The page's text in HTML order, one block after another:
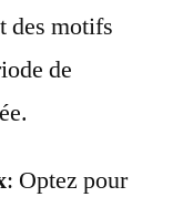
des motifs
de
: Optez pour